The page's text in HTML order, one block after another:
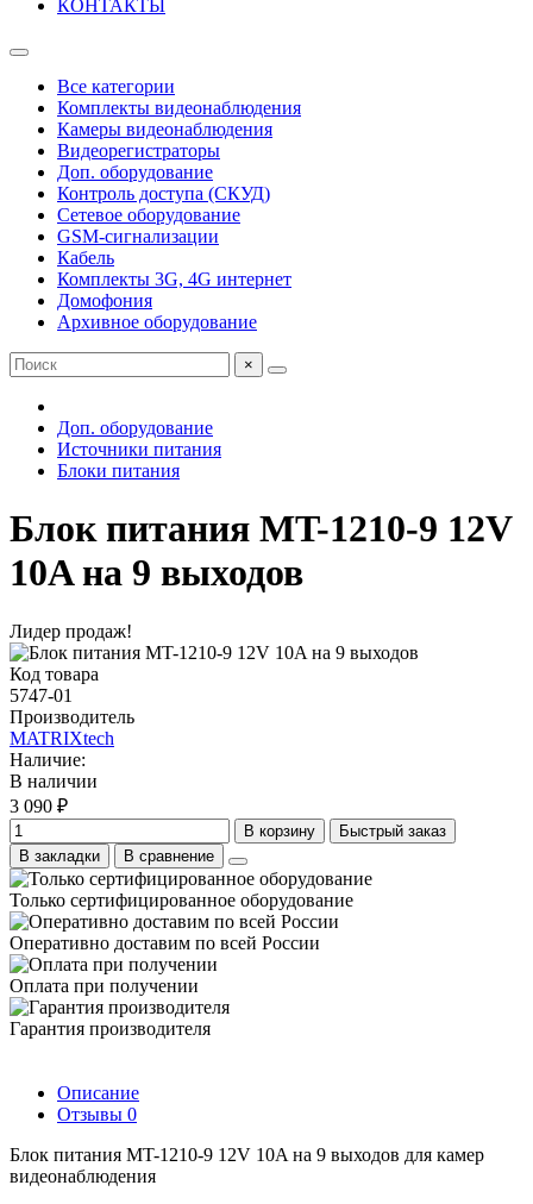
КОНТАКТЫ
Все категории
Комплекты видеонаблюдения
Камеры видеонаблюдения
Видеорегистраторы
Доп. оборудование
Контроль доступа (СКУД)
Сетевое оборудование
GSM-сигнализации
Кабель
Комплекты 3G, 4G интернет
Домофония
Архивное оборудование
×
Доп. оборудование
Источники питания
Блоки питания
Блок питания MT-1210-9 12V
10A на 9 выходов
Лидер продаж!
Код товара
5747-01
Производитель
MATRIXtech
Наличие:
В наличии
3 090 ₽
В корзину
Быстрый заказ
В закладки
В сравнение
Только сертифицированное оборудование
Оперативно доставим по всей России
Оплата при получении
Гарантия производителя
Описание
Отзывы 0
Блок питания MT-1210-9 12V 10A на 9 выходов для камер
видеонаблюдения